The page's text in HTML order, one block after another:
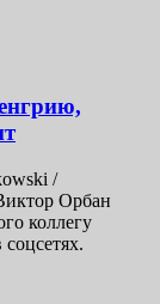
/
Орбан
коллегу